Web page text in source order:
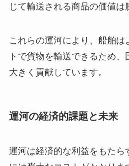
じて輸送される商品の価値は
これらの運河により、船舶は
トで貨物を輸送できるため
大きく貢献しています。
運河の経済的課題と未来
運河は経済的な利益をもたら